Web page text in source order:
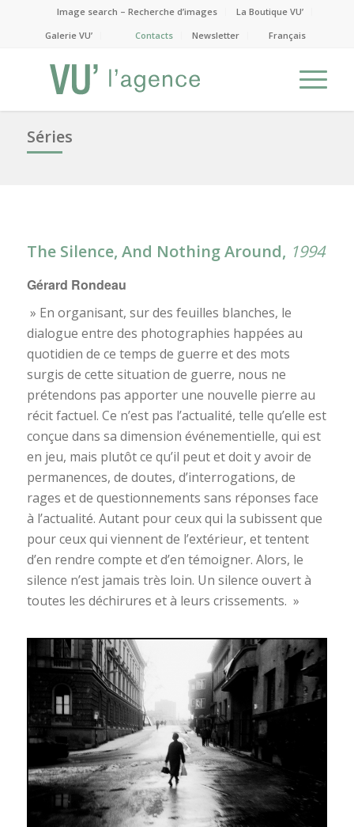
Image search – Recherche d’images
La Boutique VU’
Galerie VU’
Contacts Newsletter Français
Séries
The Silence, And Nothing Around, 1994
Gérard Rondeau
» En organisant, sur des feuilles blanches, le
dialogue entre des photographies happées au
quotidien de ce temps de guerre et des mots
surgis de cette situation de guerre, nous ne
prétendons pas apporter une nouvelle pierre au
récit factuel. Ce n’est pas l’actualité, telle qu’elle est
conçue dans sa dimension événementielle, qui est
en jeu, mais plutôt ce qu’il peut et doit y avoir de
permanences, de doutes, d’interrogations, de
rages et de questionnements sans réponses face
à l’actualité. Autant pour ceux qui la subissent que
pour ceux qui viennent de l’extérieur, et tentent
d’en rendre compte et d’en témoigner. Alors, le
silence n’est jamais très loin. Un silence ouvert à
toutes les déchirures et à leurs crissements. »